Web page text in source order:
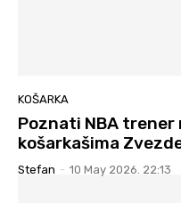
KOŠARKA
Poznati NBA
košarkašima
Stefan - 10 May 2026. 22:13